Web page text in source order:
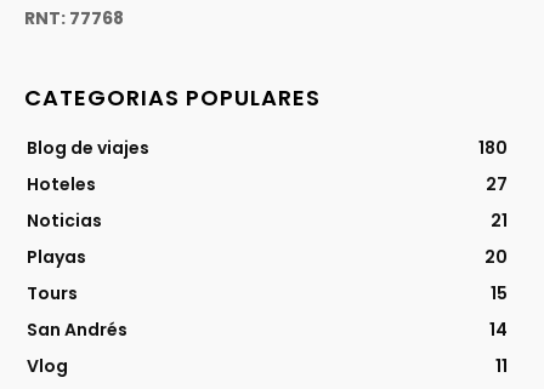
RNT: 77768
CATEGORIAS POPULARES
Blog de viajes
180
Hoteles
27
Noticias
21
Playas
20
Tours
15
San Andrés
14
Vlog
11